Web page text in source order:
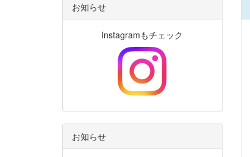
お知らせ
Instagramもチェック
お知らせ